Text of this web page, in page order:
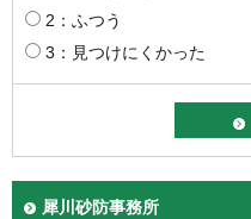
2：ふつう
3：見つけにくかった
犀川砂防事務所